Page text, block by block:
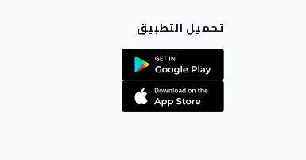
تحميل التطبيق